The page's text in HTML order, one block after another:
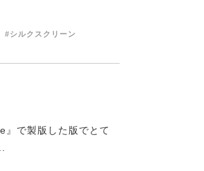
#シルクスクリーン
で製版した版でとて